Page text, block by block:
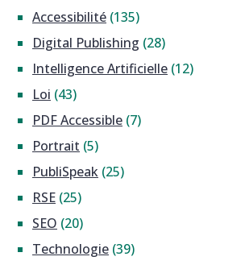
Accessibilité (135)
Digital Publishing (28)
Intelligence Artificielle (12)
Loi (43)
PDF Accessible (7)
Portrait (5)
PubliSpeak (25)
RSE (25)
SEO (20)
Technologie (39)